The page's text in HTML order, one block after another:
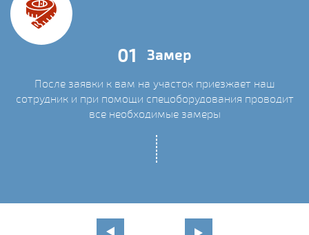
01 Замер
После заявки к вам на участок приезжает наш
сотрудник и при помощи спецоборудования проводит
все необходимые замеры